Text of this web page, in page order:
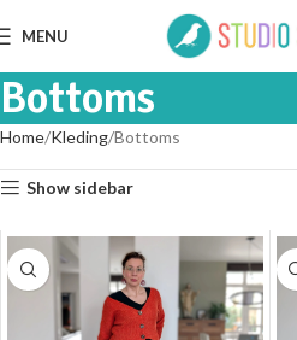
MENU
Bottoms
Home Kleding Bottoms
Show sidebar